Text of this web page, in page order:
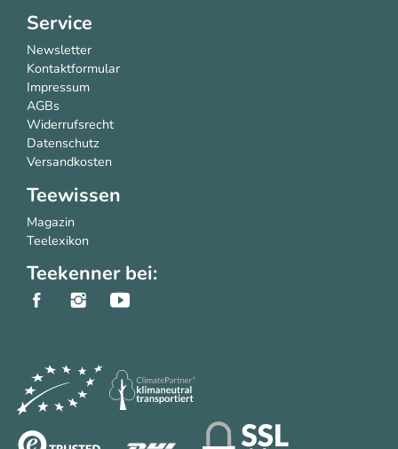
Service
Newsletter
Kontaktformular
Impressum
AGBs
Widerrufsrecht
Datenschutz
Versandkosten
Teewissen
Magazin
Teelexikon
Teekenner bei: